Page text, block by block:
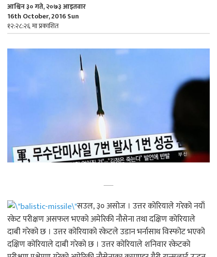
आश्विन ३० गते, २०७३ आइतवार
16th October, 2016 Sun
१२:२८:२६ मा प्रकाशित
सउल, ३० असोज । उत्तर कोरियाले गरेको नयाँ
रकेट परीक्षण असफल भएको अमेरिकी नौसेना तथा दक्षिण कोरियाले
दाबी गरेको छ । उत्तर कोरियाको रकेटले उडान भर्नासाथ विस्फोट भएको
दक्षिण कोरियाले दाबी गरेको छ । उत्तर कोरियाले शनिवार रकेटको